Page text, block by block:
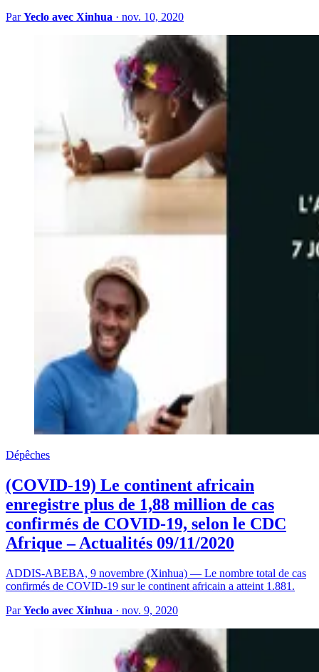
ParYeclo avec Xinhua · nov. 10, 2020
Dépêches
(COVID-19) Le continent africain
enregistre plus de 1,88 million de cas
confirmés de COVID-19, selon le CDC
Afrique – Actualités 09/11/2020
ADDIS-ABEBA, 9 novembre (Xinhua) — Le nombre total de cas
confirmés de COVID-19 sur le continent africain a atteint 1.881.
ParYeclo avec Xinhua · nov. 9, 2020